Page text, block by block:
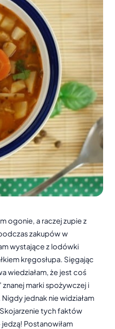
ogonie, a raczej zupie z
zakupów w
wystające z lodówki
kręgosłupa. Sięgając
wiedziałam, że jest coś
marki spożywczej i
jednak nie widziałam
tych faktów
Postanowiłam